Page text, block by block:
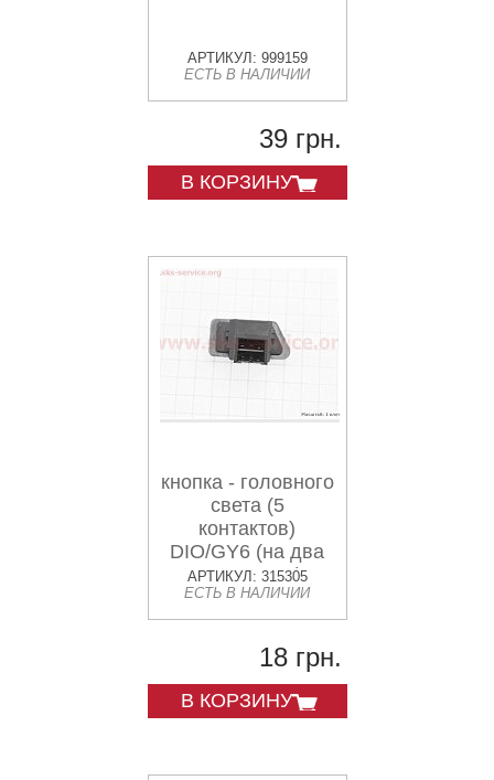
АРТИКУЛ: 999159
ЕСТЬ В НАЛИЧИИ
39 грн.
В КОРЗИНУ
кнопка - головного
света (5
контактов)
DIO/GY6 (на два
положения)
АРТИКУЛ: 315305
ЕСТЬ В НАЛИЧИИ
18 грн.
В КОРЗИНУ